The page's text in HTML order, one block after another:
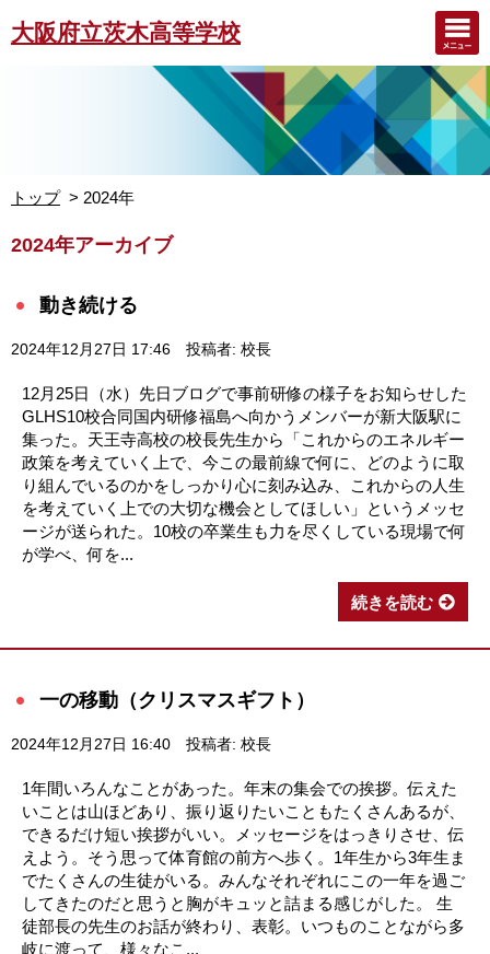
大阪府立茨木高等学校
トップ 2024年
2024年アーカイブ
動き続ける
2024年12月27日 17:46 投稿者: 校長
12月25日（水）先日ブログで事前研修の様子をお知らせした
GLHS10校合同国内研修福島へ向かうメンバーが新大阪駅に
集った。天王寺高校の校長先生から「これからのエネルギー
政策を考えていく上で、今この最前線で何に、どのように取
り組んでいるのかをしっかり心に刻み込み、これからの人生
を考えていく上での大切な機会としてほしい」というメッセ
ージが送られた。10校の卒業生も力を尽くしている現場で何
が学べ、何を...
続きを読む
一の移動（クリスマスギフト）
2024年12月27日 16:40 投稿者: 校長
1年間いろんなことがあった。年末の集会での挨拶。伝えた
いことは山ほどあり、振り返りたいこともたくさんあるが、
できるだけ短い挨拶がいい。メッセージをはっきりさせ、伝
えよう。そう思って体育館の前方へ歩く。1年生から3年生ま
でたくさんの生徒がいる。みんなそれぞれにこの一年を過ご
してきたのだと思うと胸がキュッと詰まる感じがした。 生
徒部長の先生のお話が終わり、表彰。いつものことながら多
岐に渡って、様々なこ...